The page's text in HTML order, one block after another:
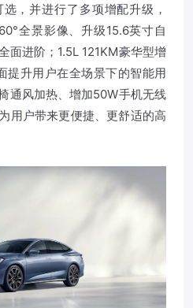
，并进行了多项增配升级，
全景影像、升级15.6英寸自
面进阶；1.5L 121KM豪华型增
提升用户在全场景下的智能用
通风加热、增加50W手机无线
用户带来更便捷、更舒适的高